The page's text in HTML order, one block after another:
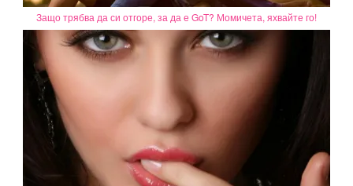
Защо трябва да си отгоре, за да е GoT? Момичета, яхвайте го!